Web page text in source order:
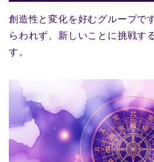
創造性と変化を好むグループで
らわれず、新しいことに挑戦す
す。